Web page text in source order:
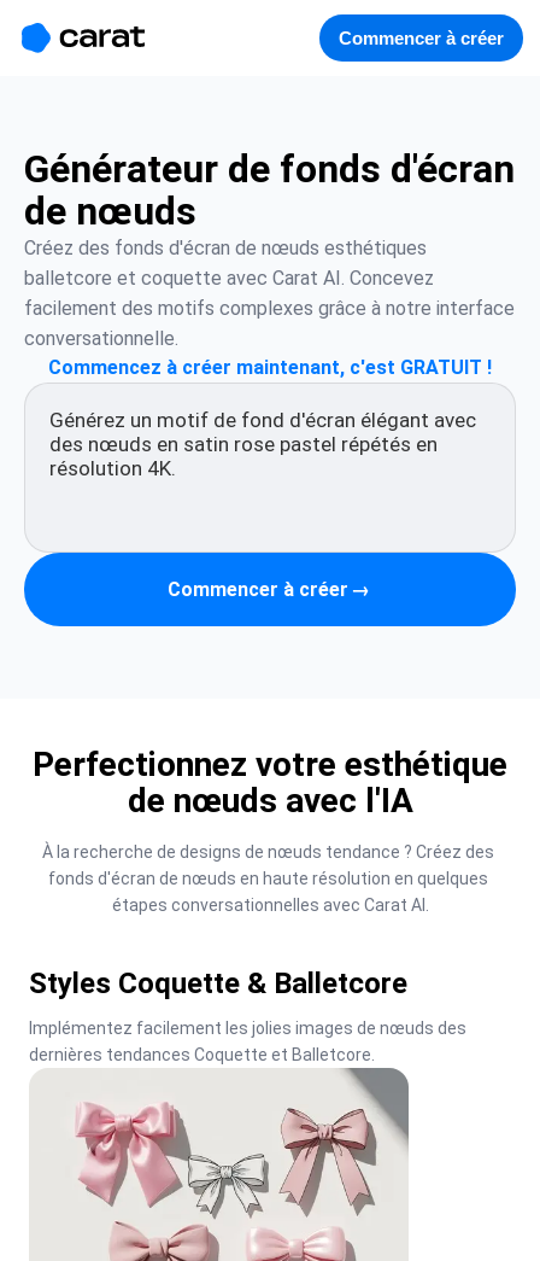
소개
Commencer à créer
Générateur de fonds d'écran
de nœuds
Créez des fonds d'écran de nœuds esthétiques
balletcore et coquette avec Carat AI. Concevez
facilement des motifs complexes grâce à notre interface
conversationnelle.
Commencez à créer maintenant, c'est GRATUIT !
Commencer à créer →
Perfectionnez votre esthétique
de nœuds avec l'IA
À la recherche de designs de nœuds tendance ? Créez des
fonds d'écran de nœuds en haute résolution en quelques
étapes conversationnelles avec Carat AI.
Styles Coquette & Balletcore
Implémentez facilement les jolies images de nœuds des
dernières tendances Coquette et Balletcore.